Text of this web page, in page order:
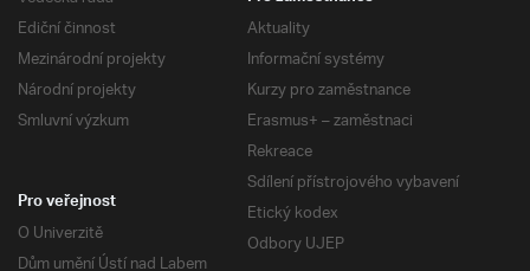
Ediční činnost
Mezinárodní projekty
Národní projekty
Smluvní výzkum
Aktuality
Informační systémy
Kurzy pro zaměstnance
Erasmus+ – zaměstnaci
Rekreace
Sdílení přístrojového vybavení
Etický kodex
Odbory UJEP
Pro veřejnost
O Univerzitě